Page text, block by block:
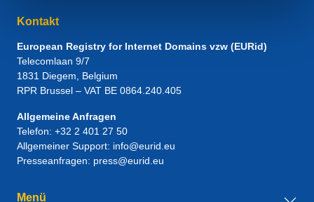
Kontakt
European Registry for Internet Domains vzw (EURid)
Telecomlaan 9/7
1831 Diegem , Belgium
RPR Brussel – VAT BE 0864.240.405
Allgemeine Anfragen
Telefon: +32 2 401 27 50
Allgemeiner Support: info@eurid.eu
Presseanfragen: press@eurid.eu
Menü